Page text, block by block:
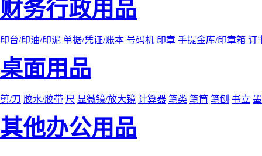
财务行政用品
印台/印油/印泥 单据/凭证/账本 号码机 印章 手提金库/印章箱 订
桌面用品
剪/刀 胶水/胶带 尺 显微镜/放大镜 计算器 笔类 笔筒 笔刨 书立
其他办公用品